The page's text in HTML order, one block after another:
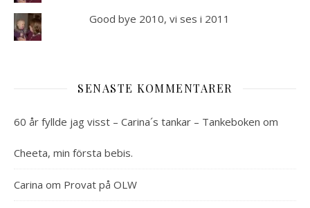
Good bye 2010, vi ses i 2011
SENASTE KOMMENTARER
60 år fyllde jag visst – Carina´s tankar – Tankeboken om
Cheeta, min första bebis.
Carina om Provat på OLW